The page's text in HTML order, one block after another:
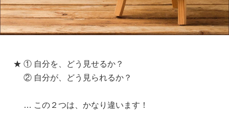
★ ① 自分を、どう見せるか？
② 自分が、どう見られるか？
… この２つは、かなり違います！